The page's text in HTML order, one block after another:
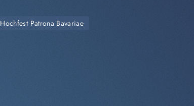
Hochfest Patrona Bavariae